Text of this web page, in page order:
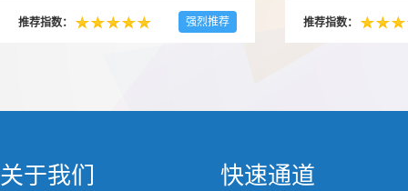
配色和元素细节。为此我们创造了一个高可设
置，并且模块可以重复利用的wordpress企业主
推荐指数： 强烈推荐
分享站也行，说是分
推荐指数：
关于我们 快速通道